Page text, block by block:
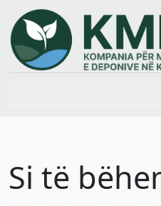
Si të